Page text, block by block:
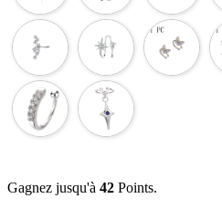
Gagnez jusqu'à 42 Points.